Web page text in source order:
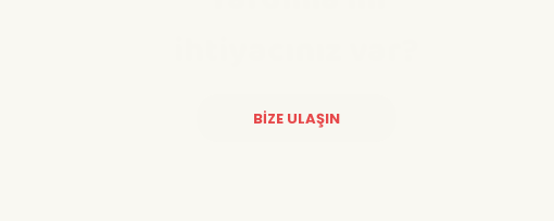
Diğer yorumları göster
BİZE ULAŞIN